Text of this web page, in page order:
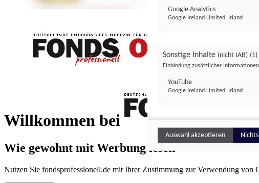
Willkommen bei
FONDS
Wie gewohnt mit Werbung lesen
Nutzen Sie fondsprofessionell.de mit Ihrer Zustimmung zur Verwendung von
Google Analytics
Google Ireland Limited, Irland
Sonstige Inhalte (nicht IAB) (1)
Einbindung zusätzlicher Informationen
YouTube
Google Ireland Limited, Irland
Auswahl akzeptieren